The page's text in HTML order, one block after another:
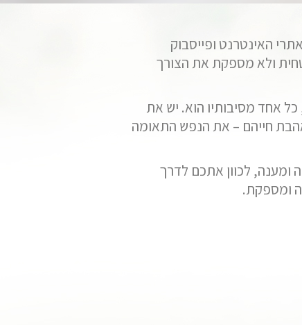
האינטרנט ופייסבוק
ולא מספקת את הצורך
אחד מסיבותיו הוא. יש את
חייהם – את הנפש התאומה
ומענה, לכוון אתכם לדרך
ומספקת.